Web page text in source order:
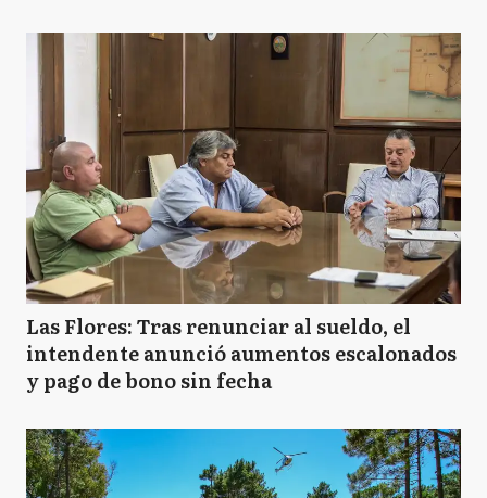
SM San Miguel
Las Flores: Tras renunciar al sueldo, el
intendente anunció aumentos escalonados
y pago de bono sin fecha